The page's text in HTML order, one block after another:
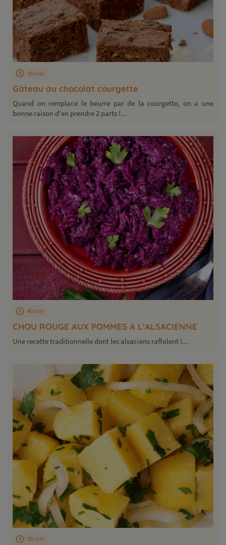
Gâteau au chocolat courgette
35 min
Quand on remplace le beurre par de la courgette, on a une
bonne raison d'en prendre 2 parts !...
CHOU ROUGE AUX POMMES A L'ALSACIENNE
40 min
Une recette traditionnelle dont les alsaciens raffolent !...
35 min